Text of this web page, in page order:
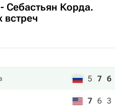
- Себастьян Корда.
встреч
5 7 6
7 6 3